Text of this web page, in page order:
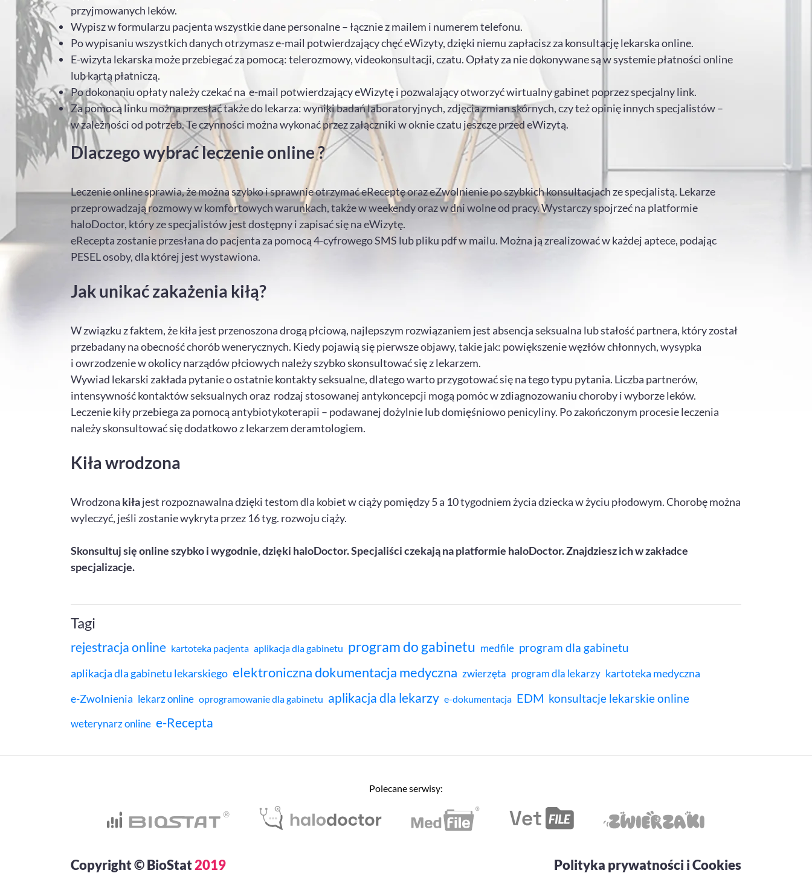
przyjmowanych leków.
Wypisz w formularzu pacjenta wszystkie dane personalne – łącznie z mailem i numerem telefonu.
Po wypisaniu wszystkich danych otrzymasz e-mail potwierdzający chęć eWizyty, dzięki niemu zapłacisz za konsultację lekarska online.
E-wizyta lekarska może przebiegać za pomocą: telerozmowy, videokonsultacji, czatu. Opłaty za nie dokonywane są w systemie płatności online
lub kartą płatniczą.
Po dokonaniu opłaty należy czekać na e-mail potwierdzający eWizytę i pozwalający otworzyć wirtualny gabinet poprzez specjalny link.
Za pomocą linku można przesłać także do lekarza: wyniki badań laboratoryjnych, zdjęcia zmian skórnych, czy też opinię innych specjalistów –
w zależności od potrzeb. Te czynności można wykonać przez załączniki w oknie czatu jeszcze przed eWizytą.
Dlaczego wybrać leczenie online ?
Leczenie online sprawia, że można szybko i sprawnie otrzymać eReceptę oraz eZwolnienie po szybkich konsultacjach ze specjalistą. Lekarze
przeprowadzają rozmowy w komfortowych warunkach, także w weekendy oraz w dni wolne od pracy. Wystarczy spojrzeć na platformie
haloDoctor, który ze specjalistów jest dostępny i zapisać się na eWizytę.
eRecepta zostanie przesłana do pacjenta za pomocą 4-cyfrowego SMS lub pliku pdf w mailu. Można ją zrealizować w każdej aptece, podając
PESEL osoby, dla której jest wystawiona.
Jak unikać zakażenia kiłą?
W związku z faktem, że kiła jest przenoszona drogą płciową, najlepszym rozwiązaniem jest absencja seksualna lub stałość partnera, który został
przebadany na obecność chorób wenerycznych. Kiedy pojawią się pierwsze objawy, takie jak: powiększenie węzłów chłonnych, wysypka
i owrzodzenie w okolicy narządów płciowych należy szybko skonsultować się z lekarzem.
Wywiad lekarski zakłada pytanie o ostatnie kontakty seksualne, dlatego warto przygotować się na tego typu pytania. Liczba partnerów,
intensywność kontaktów seksualnych oraz rodzaj stosowanej antykoncepcji mogą pomóc w zdiagnozowaniu choroby i wyborze leków.
Leczenie kiły przebiega za pomocą antybiotykoterapii – podawanej dożylnie lub domięśniowo penicyliny. Po zakończonym procesie leczenia
należy skonsultować się dodatkowo z lekarzem deramtologiem.
Kiła wrodzona
Wrodzona kiłajest rozpoznawalna dzięki testom dla kobiet w ciąży pomiędzy 5 a 10 tygodniem życia dziecka w życiu płodowym. Chorobę można
wyleczyć, jeśli zostanie wykryta przez 16 tyg. rozwoju ciąży.
Skonsultuj się online szybko i wygodnie, dzięki haloDoctor. Specjaliści czekają na platformie haloDoctor. Znajdziesz ich w zakładce
specjalizacje.
Tagi
rejestracja online kartoteka pacjenta aplikacja dla gabinetu program do gabinetu medfile program dla gabinetu
aplikacja dla gabinetu lekarskiego elektroniczna dokumentacja medyczna zwierzęta program dla lekarzy kartoteka medyczna
e-Zwolnienia lekarz online oprogramowanie dla gabinetu aplikacja dla lekarzy e-dokumentacja EDM konsultacje lekarskie online
weterynarz online e-Recepta
Polecane serwisy:
Copyright © BioStat2019 Polityka prywatności i Cookies